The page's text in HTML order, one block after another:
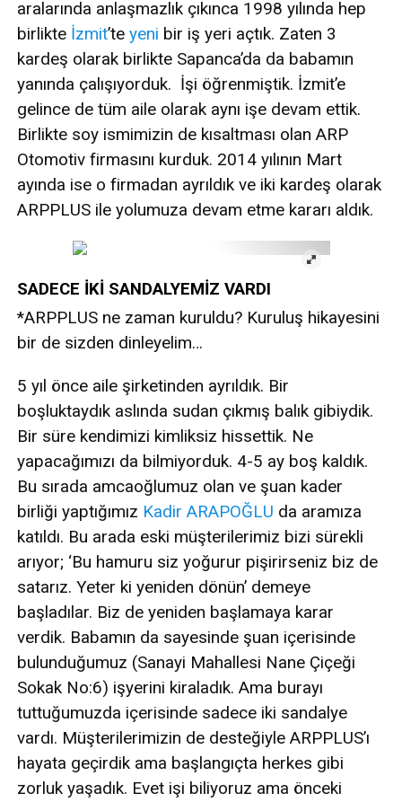
aralarında anlaşmazlık çıkınca 1998 yılında hep
birlikte İzmit’te yeni bir iş yeri açtık. Zaten 3
kardeş olarak birlikte Sapanca’da da babamın
yanında çalışıyorduk. İşi öğrenmiştik. İzmit’e
gelince de tüm aile olarak aynı işe devam ettik.
Birlikte soy ismimizin de kısaltması olan ARP
Otomotiv firmasını kurduk. 2014 yılının Mart
ayında ise o firmadan ayrıldık ve iki kardeş olarak
ARPPLUS ile yolumuza devam etme kararı aldık.
SADECE İKİ SANDALYEMİZ VARDI
*ARPPLUS ne zaman kuruldu? Kuruluş hikayesini
bir de sizden dinleyelim…
5 yıl önce aile şirketinden ayrıldık. Bir
boşluktaydık aslında sudan çıkmış balık gibiydik.
Bir süre kendimizi kimliksiz hissettik. Ne
yapacağımızı da bilmiyorduk. 4-5 ay boş kaldık.
Bu sırada amcaoğlumuz olan ve şuan kader
birliği yaptığımız Kadir ARAPOĞLU da aramıza
katıldı. Bu arada eski müşterilerimiz bizi sürekli
arıyor; ‘Bu hamuru siz yoğurur pişirirseniz biz de
satarız. Yeter ki yeniden dönün’ demeye
başladılar. Biz de yeniden başlamaya karar
verdik. Babamın da sayesinde şuan içerisinde
bulunduğumuz (Sanayi Mahallesi Nane Çiçeği
Sokak No:6) işyerini kiraladık. Ama burayı
tuttuğumuzda içerisinde sadece iki sandalye
vardı. Müşterilerimizin de desteğiyle ARPPLUS’ı
hayata geçirdik ama başlangıçta herkes gibi
zorluk yaşadık. Evet işi biliyoruz ama önceki